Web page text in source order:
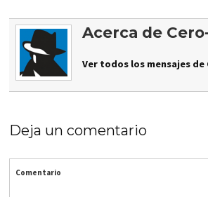
Acerca de
Ver todos los mensajes de
Deja un comentario
Comentario